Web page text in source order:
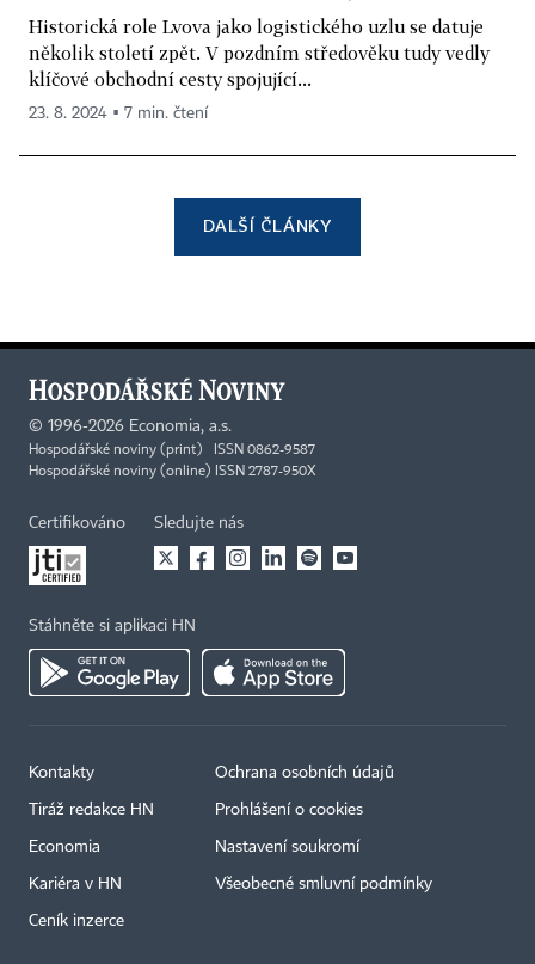
Historická role Lvova jako logistického uzlu se datuje
několik století zpět. V pozdním středověku tudy vedly
klíčové obchodní cesty spojující...
23. 8. 2024 ▪ 7 min. čtení
DALŠÍ ČLÁNKY
© 1996-2026 Economia, a.s.
Hospodářské noviny (print) ISSN 0862-9587
Hospodářské noviny (online) ISSN 2787-950X
Certifikováno Sledujte nás
Stáhněte si aplikaci HN
Kontakty
Tiráž redakce HN
Economia
Kariéra v HN
Ceník inzerce
Ochrana osobních údajů
Prohlášení o cookies
Nastavení soukromí
Všeobecné smluvní podmínky